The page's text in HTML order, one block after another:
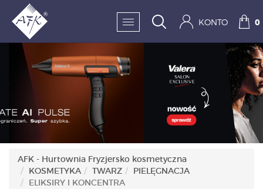
SKLEP:
HIGIENA I DEZYNFEKC
PAZNOKCIE
KONTO 0
AFK - Hurtownia Fryzjersko kosmetyczna
KOSMETYKA
TWARZ
PIELĘGNACJA
ELIKSIRY I KONCENTRA